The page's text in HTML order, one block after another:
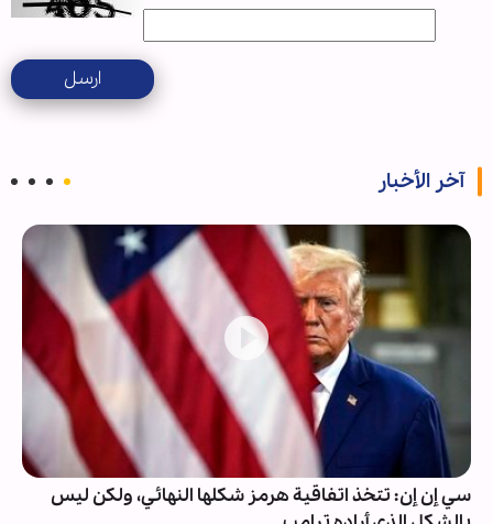
ارسل
آخر الأخبار
سي إن إن: تتخذ اتفاقية هرمز شكلها النهائي، ولكن ليس